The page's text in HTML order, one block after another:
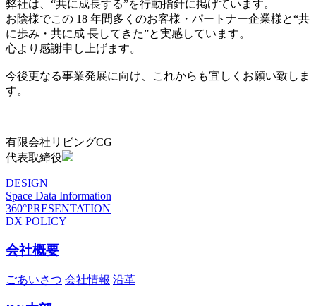
弊社は、“共に成長する”を行動指針に掲げています。
お陰様でこの 18 年間多くのお客様・パートナー企業様と“共
に歩み・共に成 長してきた”と実感しています。
心より感謝申し上げます。
今後更なる事業発展に向け、これからも宜しくお願い致しま
す。
有限会社リビングCG
代表取締役
DESIGN
Space Data Information
360°PRESENTATION
DX POLICY
会社概要
ごあいさつ 会社情報 沿革